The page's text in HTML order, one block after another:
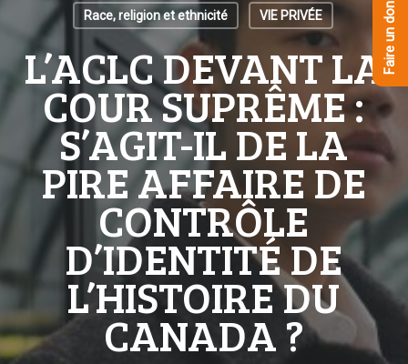
Race, religion et ethnicité VIE PRIVÉE
L’ACLC DEVANT LA
COUR SUPRÊME :
S’AGIT-IL DE LA
PIRE AFFAIRE DE
CONTRÔLE
D’IDENTITÉ DE
L’HISTOIRE DU
CANADA ?
Faire un don